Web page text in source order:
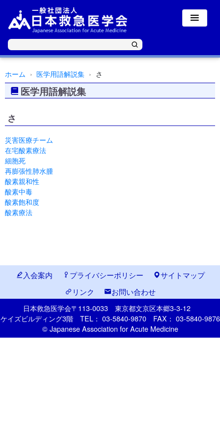
ホーム 医学用語解説集 さ
医学用語解説集
さ
災害医療チーム
在宅酸素療法
細胞死
再膨張性肺水腫
酸素親和性
酸素中毒
酸素飽和度
酸素療法
入会案内 プライバシーポリシー
サイトマップ
リンク
お問い合わせ
日本救急医学会〒113-0033 東京都文京区本郷3-3-12
ケイズビルディング3階 TEL： 03-5840-9870 FAX： 03-5840-9876
© Japanese Association for Acute Medicine